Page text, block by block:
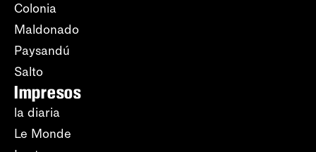
Colonia
Maldonado
Paysandú
Salto
Impresos
la diaria
Le Monde